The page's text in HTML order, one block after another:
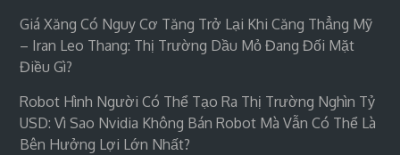
Giá Xăng Có Nguy Cơ Tăng Trở Lại Khi Căng Thẳng Mỹ
– Iran Leo Thang: Thị Trường Dầu Mỏ Đang Đối Mặt
Điều Gì?
Robot Hình Người Có Thể Tạo Ra Thị Trường Nghìn Tỷ
USD: Vì Sao Nvidia Không Bán Robot Mà Vẫn Có Thể Là
Bên Hưởng Lợi Lớn Nhất?